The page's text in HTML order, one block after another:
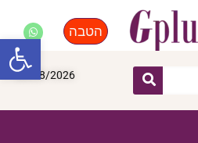
הטבה
06/08/2026
פתח